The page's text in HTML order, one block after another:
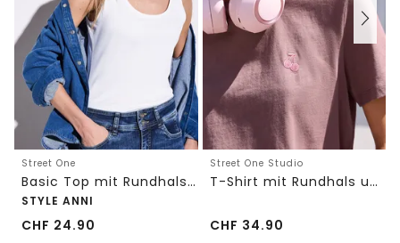
Street One
Basic Top mit Rundhals in Unifarbe
STYLE ANNI
CHF 24.90
Street One Studio
T-Shirt mit Rundhals und Embroidery-Detail
CHF 34.90